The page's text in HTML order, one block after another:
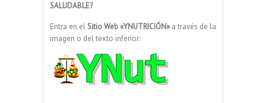
SALUDABLE?
Entra en el Sitio Web «YNUTRICIÓN» a través de la
imagen o del texto inferior: